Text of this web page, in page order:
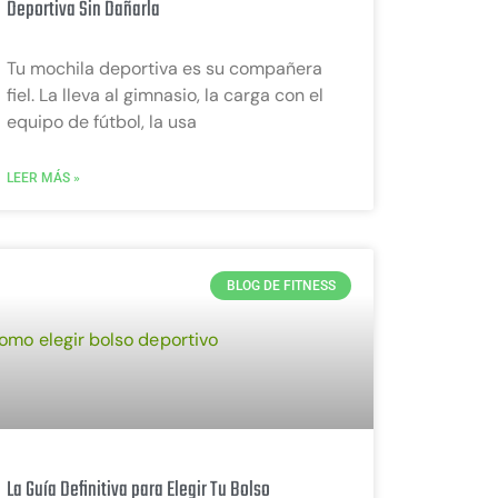
Deportiva Sin Dañarla
Tu mochila deportiva es su compañera
fiel. La lleva al gimnasio, la carga con el
equipo de fútbol, la usa
LEER MÁS »
BLOG DE FITNESS
La Guía Definitiva para Elegir Tu Bolso